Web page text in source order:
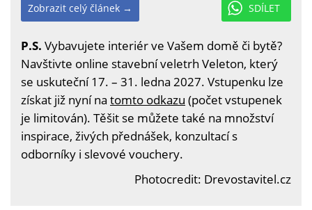
SDÍLET
Zobrazit celý článek →
P.S. Vybavujete interiér ve Vašem domě či bytě?
Navštivte online stavební veletrh Veleton, který
se uskuteční 17. – 31. ledna 2027. Vstupenku lze
získat již nyní na tomto odkazu (počet vstupenek
je limitován). Těšit se můžete také na množství
inspirace, živých přednášek, konzultací s
odborníky i slevové vouchery.
Photocredit: Drevostavitel.cz